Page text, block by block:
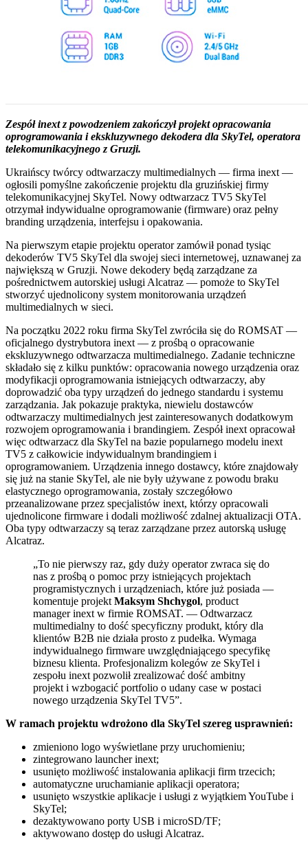
Zespół inext z powodzeniem zakończył projekt opracowania
oprogramowania i ekskluzywnego dekodera dla SkyTel, operatora
telekomunikacyjnego z Gruzji.
Ukraińscy twórcy odtwarzaczy multimedialnych — firma inext —
ogłosili pomyślne zakończenie projektu dla gruzińskiej firmy
telekomunikacyjnej SkyTel. Nowy odtwarzacz TV5 SkyTel
otrzymał indywidualne oprogramowanie (firmware) oraz pełny
branding urządzenia, interfejsu i opakowania.
Na pierwszym etapie projektu operator zamówił ponad tysiąc
dekoderów TV5 SkyTel dla swojej sieci internetowej, uznawanej za
największą w Gruzji. Nowe dekodery będą zarządzane za
pośrednictwem autorskiej usługi Alcatraz — pomoże to SkyTel
stworzyć ujednolicony system monitorowania urządzeń
multimedialnych w sieci.
Na początku 2022 roku firma SkyTel zwróciła się do ROMSAT —
oficjalnego dystrybutora inext — z prośbą o opracowanie
ekskluzywnego odtwarzacza multimedialnego. Zadanie techniczne
składało się z kilku punktów: opracowania nowego urządzenia oraz
modyfikacji oprogramowania istniejących odtwarzaczy, aby
doprowadzić oba typy urządzeń do jednego standardu i systemu
zarządzania. Jak pokazuje praktyka, niewielu dostawców
odtwarzaczy multimedialnych jest zainteresowanych dodatkowym
rozwojem oprogramowania i brandingiem. Zespół inext opracował
więc odtwarzacz dla SkyTel na bazie popularnego modelu inext
TV5 z całkowicie indywidualnym brandingiem i
oprogramowaniem. Urządzenia innego dostawcy, które znajdowały
się już na stanie SkyTel, ale nie były używane z powodu braku
elastycznego oprogramowania, zostały szczegółowo
przeanalizowane przez specjalistów inext, którzy opracowali
ujednolicone firmware i dodali możliwość zdalnej aktualizacji OTA.
Oba typy odtwarzaczy są teraz zarządzane przez autorską usługę
Alcatraz.
„To nie pierwszy raz, gdy duży operator zwraca się do
nas z prośbą o pomoc przy istniejących projektach
programistycznych i urządzeniach, które już posiada —
komentuje projekt Maksym Shchygol, product
manager inext w firmie ROMSAT. — Odtwarzacz
multimedialny to dość specyficzny produkt, który dla
klientów B2B nie działa prosto z pudełka. Wymaga
indywidualnego firmware uwzględniającego specyfikę
biznesu klienta. Profesjonalizm kolegów ze SkyTel i
zespołu inext pozwolił zrealizować dość ambitny
projekt i wzbogacić portfolio o udany case w postaci
nowego urządzenia SkyTel TV5”.
W ramach projektu wdrożono dla SkyTel szereg usprawnień:
zmieniono logo wyświetlane przy uruchomieniu;
zintegrowano launcher inext;
usunięto możliwość instalowania aplikacji firm trzecich;
automatyczne uruchamianie aplikacji operatora;
usunięto wszystkie aplikacje i usługi z wyjątkiem YouTube i
SkyTel;
dezaktywowano porty USB i microSD/TF;
aktywowano dostęp do usługi Alcatraz.